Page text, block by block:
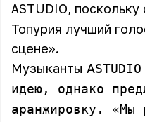
ASTUDIO,
Топурия лучший
сцене».
Музыканты A
идею, однако
аранжировку.